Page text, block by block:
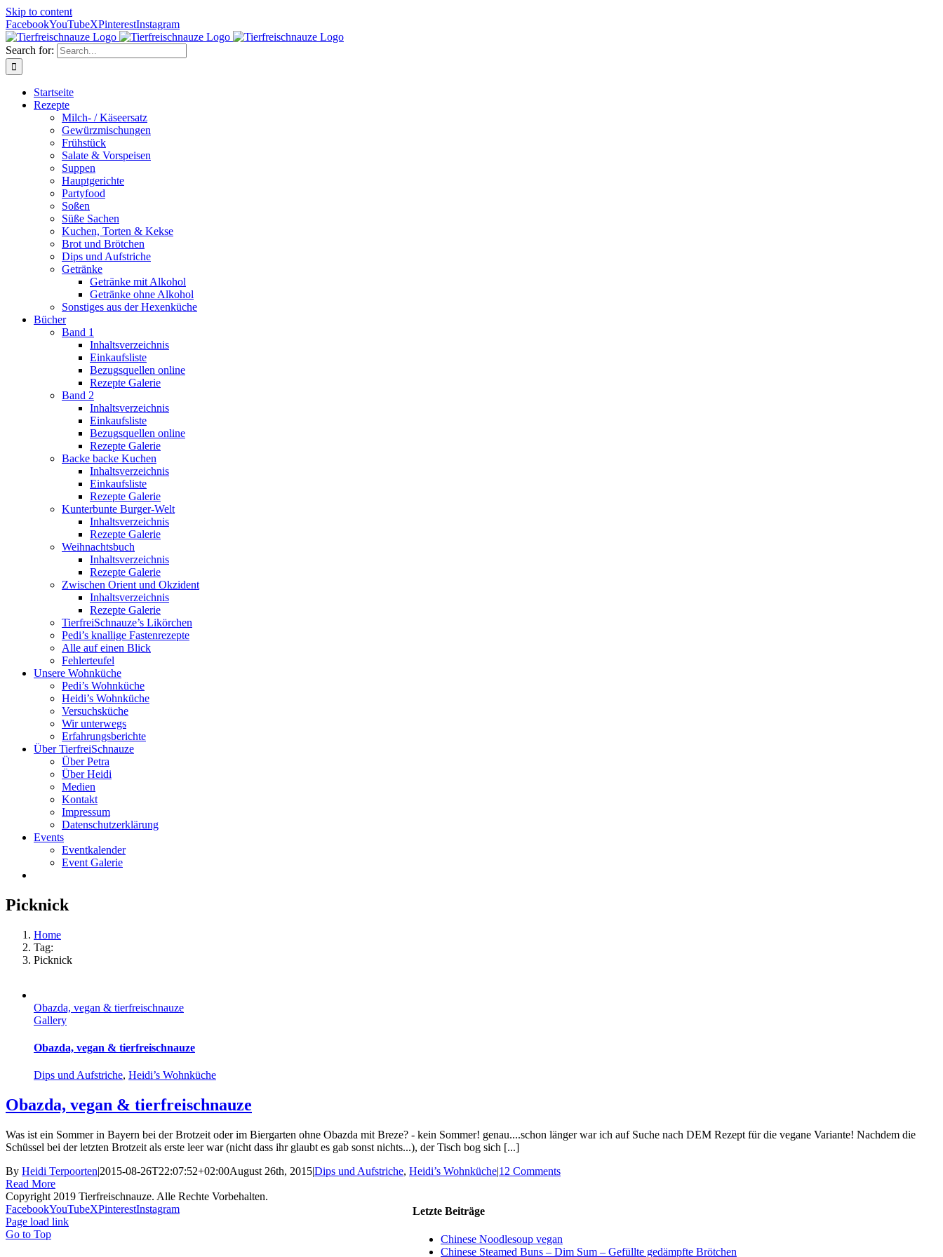
Skip to content
FacebookYouTubeXPinterestInstagram
Search for:
Startseite
Rezepte
Milch- / Käseersatz
Gewürzmischungen
Frühstück
Salate & Vorspeisen
Suppen
Hauptgerichte
Partyfood
Soßen
Süße Sachen
Kuchen, Torten & Kekse
Brot und Brötchen
Dips und Aufstriche
Getränke
Getränke mit Alkohol
Getränke ohne Alkohol
Sonstiges aus der Hexenküche
Bücher
Band 1
Inhaltsverzeichnis
Einkaufsliste
Bezugsquellen online
Rezepte Galerie
Band 2
Inhaltsverzeichnis
Einkaufsliste
Bezugsquellen online
Rezepte Galerie
Backe backe Kuchen
Inhaltsverzeichnis
Einkaufsliste
Rezepte Galerie
Kunterbunte Burger-Welt
Inhaltsverzeichnis
Rezepte Galerie
Weihnachtsbuch
Inhaltsverzeichnis
Rezepte Galerie
Zwischen Orient und Okzident
Inhaltsverzeichnis
Rezepte Galerie
TierfreiSchnauze’s Likörchen
Pedi’s knallige Fastenrezepte
Alle auf einen Blick
Fehlerteufel
Unsere Wohnküche
Pedi’s Wohnküche
Heidi’s Wohnküche
Versuchsküche
Wir unterwegs
Erfahrungsberichte
Über TierfreiSchnauze
Über Petra
Über Heidi
Medien
Kontakt
Impressum
Datenschutzerklärung
Events
Eventkalender
Event Galerie
Picknick
Home
Tag:
Picknick
Obazda, vegan & tierfreischnauze
Gallery
Obazda, vegan & tierfreischnauze
Dips und Aufstriche, Heidi’s Wohnküche
Obazda, vegan & tierfreischnauze
Was ist ein Sommer in Bayern bei der Brotzeit oder im Biergarten ohne Obazda mit Breze? - kein Sommer! genau....schon länger war ich auf Suche nach DEM Rezept für die vegane Variante! Nachdem die
Schüssel bei der letzten Brotzeit als erste leer war (nicht dass ihr glaubt es gab sonst nichts...), der Tisch bog sich [...]
By Heidi Terpoorten|2015-08-26T22:07:52+02:00August 26th, 2015|Dips und Aufstriche, Heidi’s Wohnküche|12 Comments
Read More
Letzte Beiträge
Chinese Noodlesoup vegan
Chinese Steamed Buns – Dim Sum – Gefüllte gedämpfte Brötchen
Copyright 2019 Tierfreischnauze. Alle Rechte Vorbehalten.
FacebookYouTubeXPinterestInstagram
Page load link
Go to Top